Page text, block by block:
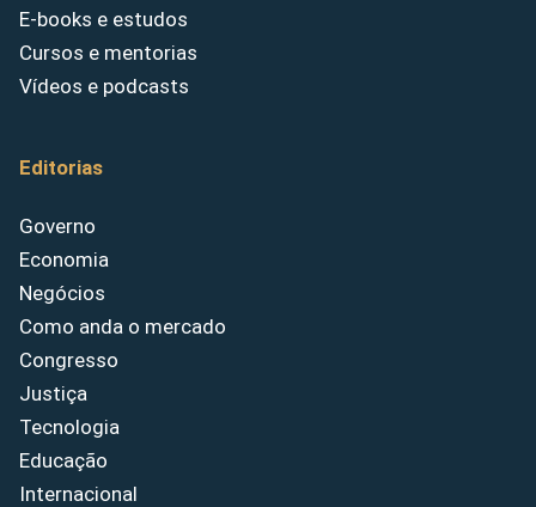
E-books e estudos
Cursos e mentorias
Vídeos e podcasts
Editorias
Governo
Economia
Negócios
Como anda o mercado
Congresso
Justiça
Tecnologia
Educação
Internacional